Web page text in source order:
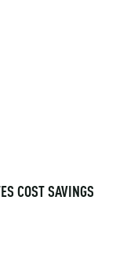
COST SAVINGS